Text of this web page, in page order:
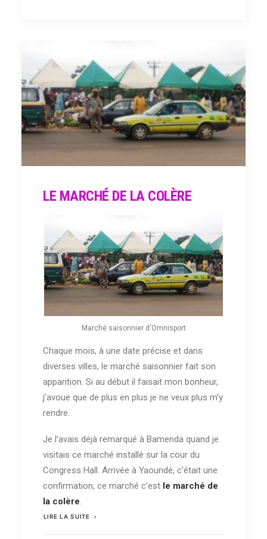
LE MARCHÉ DE LA COLÈRE
Marché saisonnier d'Omnisport
Chaque mois, à une date précise et dans
diverses villes, le marché saisonnier fait son
apparition. Si au début il faisait mon bonheur,
j’avoue que de plus en plus je ne veux plus m’y
rendre.
Je l’avais déjà remarqué à Bamenda quand je
visitais ce marché installé sur la cour du
Congress Hall. Arrivée à Yaoundé, c’était une
confirmation, ce marché c’est le marché de
la colère.
LIRE LA SUITE